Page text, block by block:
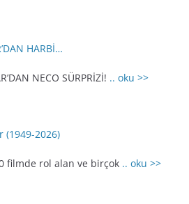
HARBİ…
NECO SÜRPRİZİ! .. oku >>
(1949-2026)
filmde rol alan ve birçok .. oku >>